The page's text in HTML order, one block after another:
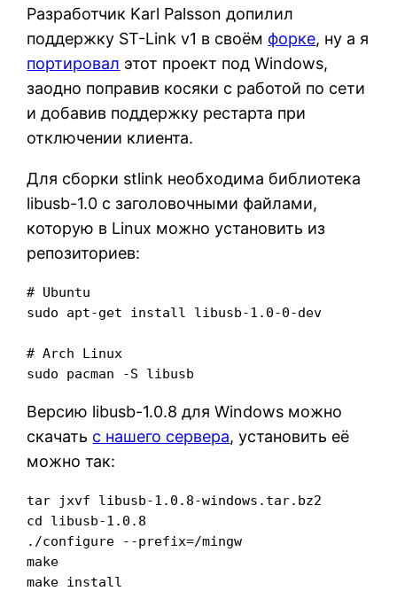
Разработчик Karl Palsson допилил
поддержку ST-Link v1 в своём форке, ну а я
портировал этот проект под Windows,
заодно поправив косяки с работой по сети
и добавив поддержку рестарта при
отключении клиента.
Для сборки stlink необходима библиотека
libusb-1.0 с заголовочными файлами,
которую в Linux можно установить из
репозиториев:
# Ubuntu
sudo apt-get install libusb-1.0-0-dev
# Arch Linux
sudo pacman -S libusb
Версию libusb-1.0.8 для Windows можно
скачать с нашего сервера, установить её
можно так:
tar jxvf libusb-1.0.8-windows.tar.bz2
cd libusb-1.0.8
./configure --prefix=/mingw
make
make install